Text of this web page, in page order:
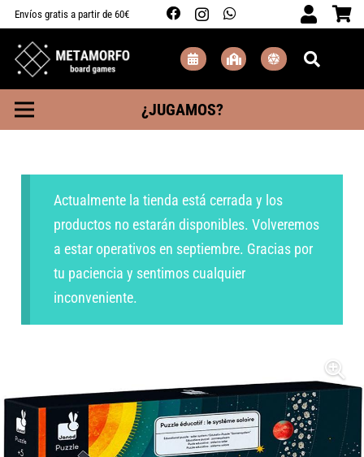
Envíos gratis a partir de 60€
¿JUGAMOS?
Actualmente la tienda está cerrada y los
productos no estarán disponibles. Volveremos
a estar operativos en septiembre. Gracias por
tu paciencia y sentimos cualquier
inconveniente.